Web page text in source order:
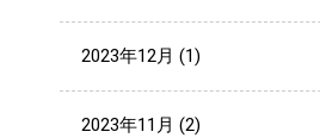
2023年12月 (1)
2023年11月 (2)